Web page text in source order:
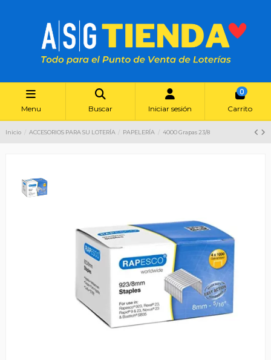
Menu Buscar Iniciar sesión
0
Carrito
Inicio ACCESORIOS PARA SU LOTERÍA PAPELERÍA 4000 Grapas 23/8